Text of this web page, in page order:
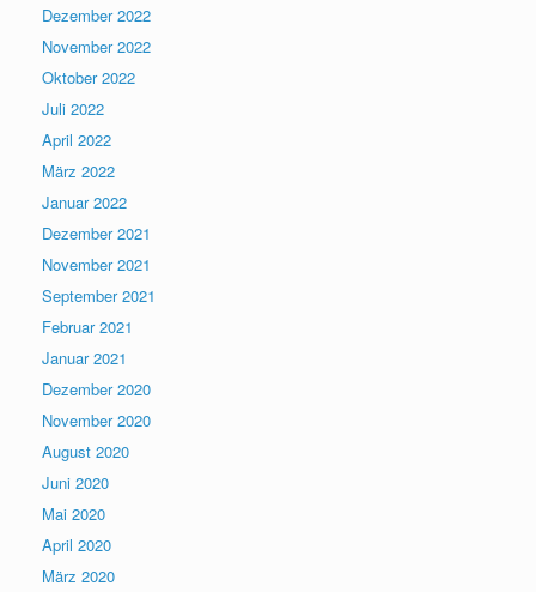
Dezember 2022
November 2022
Oktober 2022
Juli 2022
April 2022
März 2022
Januar 2022
Dezember 2021
November 2021
September 2021
Februar 2021
Januar 2021
Dezember 2020
November 2020
August 2020
Juni 2020
Mai 2020
April 2020
März 2020